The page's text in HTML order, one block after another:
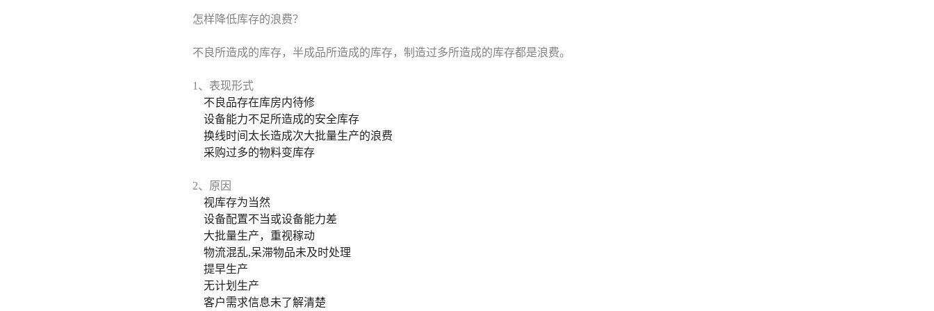
怎样降低库存的浪费？
不良所造成的库存，半成品所造成的库存，制造过多所造成的库存都是浪费。
1、表现形式
不良品存在库房内待修
设备能力不足所造成的安全库存
换线时间太长造成次大批量生产的浪费
采购过多的物料变库存
2、原因
视库存为当然
设备配置不当或设备能力差
大批量生产，重视稼动
物流混乱,呆滞物品未及时处理
提早生产
无计划生产
客户需求信息未了解清楚